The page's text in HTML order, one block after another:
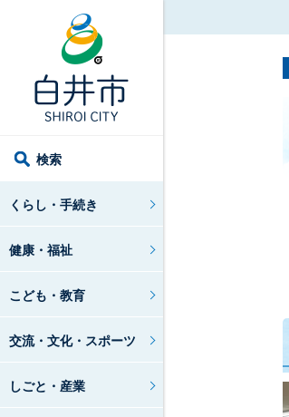
検索
くらし・手続き
健康・福祉
こども・教育
交流・文化・スポーツ
しごと・産業